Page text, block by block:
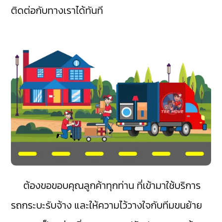
ติดต่อกับทางเราได้ทันที
ต้องขอขอบคุณลูกค้าทุกท่าน ที่เข้ามาใช้บริการ
รถกระบะรับจ้าง และให้ความไว้วางใจกับทีมขนย้าย